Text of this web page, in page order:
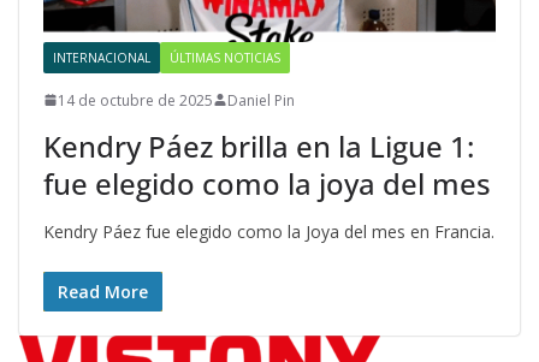
INTERNACIONAL ÚLTIMAS NOTICIAS
14 de octubre de 2025 Daniel Pin
Kendry Páez brilla en la Ligue 1:
fue elegido como la joya del mes
Kendry Páez fue elegido como la Joya del mes en Francia.
Read More